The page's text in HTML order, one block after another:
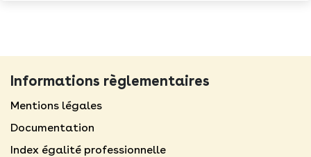
Informations règlementaires
Mentions légales​
Documentation
Index égalité professionnelle